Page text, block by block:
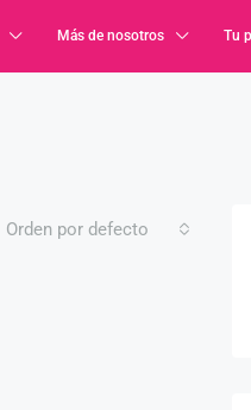
Más de nosotros Tu
Orden por defecto